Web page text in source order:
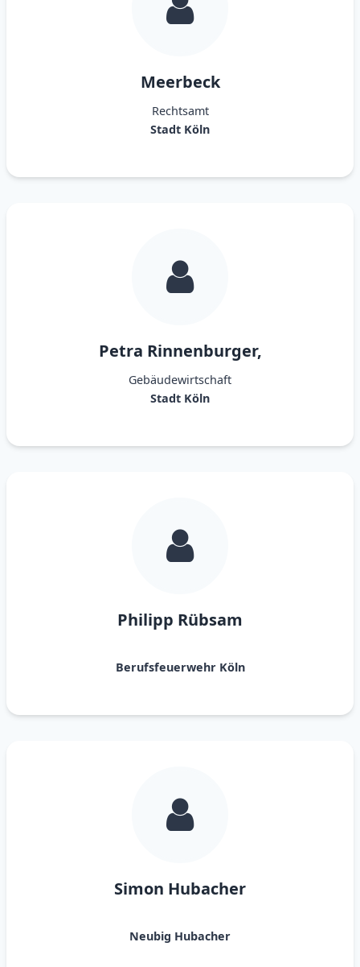
Meerbeck
Rechtsamt
Stadt Köln
Petra Rinnenburger,
Gebäudewirtschaft
Stadt Köln
Philipp Rübsam
Berufsfeuerwehr Köln
Simon Hubacher
Neubig Hubacher